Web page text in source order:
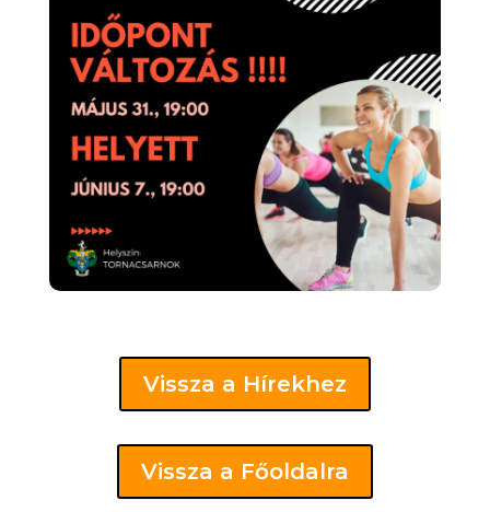
Vissza a Hírekhez
Vissza a Főoldalra